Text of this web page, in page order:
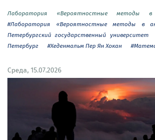
Лаборатория «Вероятностные методы
#Лаборатория «Вероятностные методы в
Петербургский государственный университет
Петербург
#Хеденмальм Пер Ян Хокан
Среда, 15.07.2026